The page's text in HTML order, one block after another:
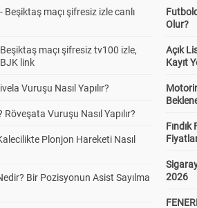
Beşiktaş maçı şifresiz izle canlı
maçı şifresiz tv100 izle,
link
Vuruşu Nasıl Yapılır?
Vuruşu Nasıl Yapılır?
Plonjon Hareketi Nasıl
Bir Pozisyonun Asist Sayılma
Olur?
Açık
Kayıt
Fındık
2026